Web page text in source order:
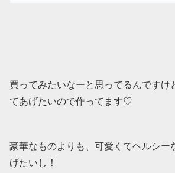
買ってみたいなーと思ってるんですけ
てあげたいので作ってます♡
豪華なものよりも、可愛くてヘルシー
げたいし！